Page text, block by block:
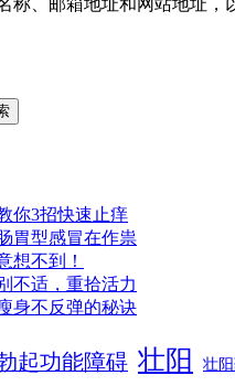
称、邮箱地址和网站地址，
你3招快速止痒
胃型感冒在作祟
想不到！
不适，重拾活力
身不反弹的秘诀
起功能障碍 壮阳 壮